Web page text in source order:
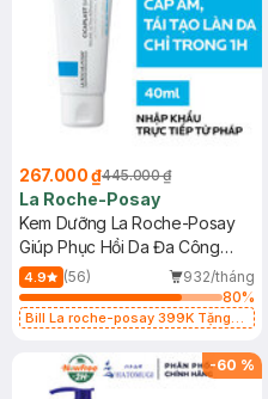
267.000 ₫445.000 ₫
La Roche-Posay
Kem Dưỡng La Roche-Posay
Giúp Phục Hồi Da Đa Công
Dụng 40ml
4.9 (56)
932/tháng
80%
Bill La roche-posay 399K Tặng
(SL có hạn)
-60 %